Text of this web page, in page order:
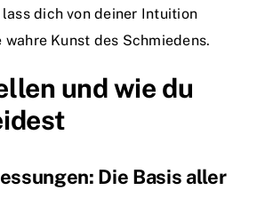
dich von deiner Intuition
Kunst des Schmiedens.
und wie du
Die Basis aller